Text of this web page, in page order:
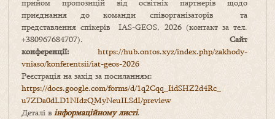
прийом пропозицій від освітніх партнерів щодо
приєднання до команди співорганізаторів та
представлення спікерів IAS-GEOS, 2026 (контакт за тел.
+380967684707). Сайт
конференції: https://hub.ontos.xyz/index.php/zakhody-
vniaso/konferentsii/iat-geos-2026
Реєстрація на захід за посиланням:
https://docs.google.com/forms/d/1q2Cqq_IidSHZ2d4Rc_
u7ZDa0dLD1NIdzQMyNeuILSdI/preview
Деталі в інформаційному листі.